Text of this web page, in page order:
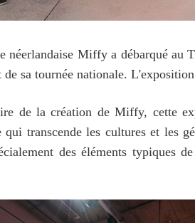
néerlandaise Miffy a débarqué
sa tournée nationale.
de la création de Miffy, cette
transcende les cultures et les
des éléments typiques